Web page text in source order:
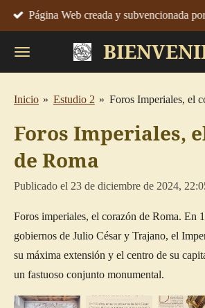
al
contenido
principal
Página Web creada y subvencionada
Inicio » Estudio 2 » Foros Imperiales, el
Foros Imperiales,
de Roma
Publicado el 23 de diciembre de 2024,
Foros imperiales, el corazón de Roma. En
gobiernos de Julio César y Trajano, el
su máxima extensión y el centro de su
un fastuoso conjunto monumental.